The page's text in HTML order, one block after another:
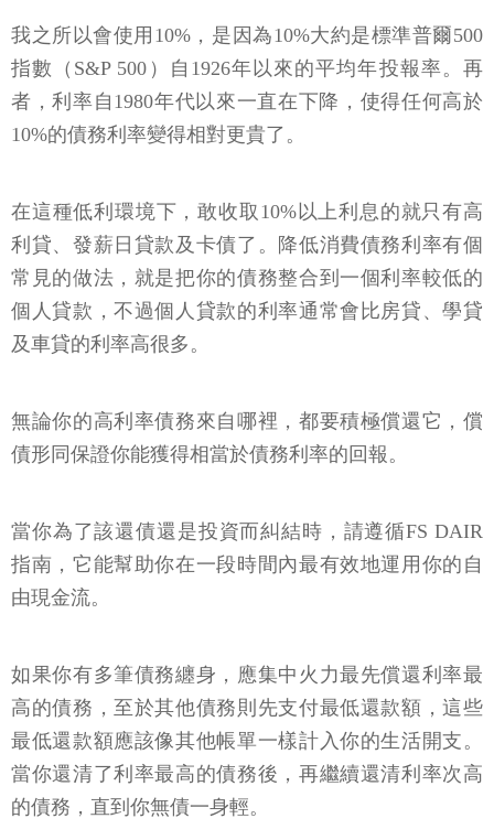
我之所以會使用10%，是因為10%大約是標準普爾500
指數（S&P 500）自1926年以來的平均年投報率。再
者，利率自1980年代以來一直在下降，使得任何高於
10%的債務利率變得相對更貴了。
在這種低利環境下，敢收取10%以上利息的就只有高
利貸、發薪日貸款及卡債了。降低消費債務利率有個
常見的做法，就是把你的債務整合到一個利率較低的
個人貸款，不過個人貸款的利率通常會比房貸、學貸
及車貸的利率高很多。
無論你的高利率債務來自哪裡，都要積極償還它，償
債形同保證你能獲得相當於債務利率的回報。
當你為了該還債還是投資而糾結時，請遵循FS DAIR
指南，它能幫助你在一段時間內最有效地運用你的自
由現金流。
如果你有多筆債務纏身，應集中火力最先償還利率最
高的債務，至於其他債務則先支付最低還款額，這些
最低還款額應該像其他帳單一樣計入你的生活開支。
當你還清了利率最高的債務後，再繼續還清利率次高
的債務，直到你無債一身輕。